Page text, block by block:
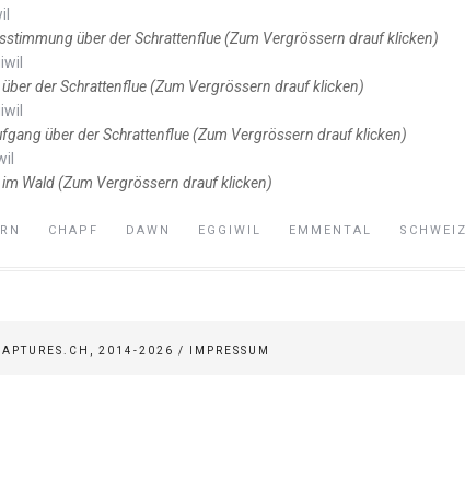
über der Schrattenflue (Zum Vergrössern drauf klicken)
der Schrattenflue (Zum Vergrössern drauf klicken)
über der Schrattenflue (Zum Vergrössern drauf klicken)
Wald (Zum Vergrössern drauf klicken)
CHAPF DAWN EGGIWIL EMMENTAL SCHWEIZ
2014-2026 / IMPRESSUM